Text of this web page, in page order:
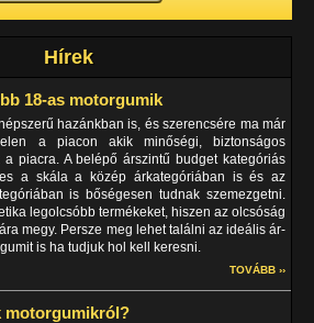
Hírek
18-as motorgumik
hazánkban is, és szerencsére ma már
a piacon akik minőségi, biztonságos
a piacra. A belépő árszintű budget kategóriás
a skála a közép árkategóriában is és az
is bőségesen tudnak szemezgetni.
legolcsóbb termékeket, hiszen az olcsóság
megy. Persze meg lehet találni az ideális ár-
is ha tudjuk hol kell keresni.
TOVÁBB ››
motorgumikról?